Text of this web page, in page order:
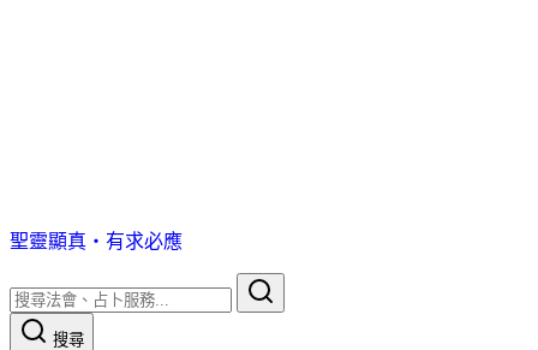
聖靈顯真・有求必應
搜尋